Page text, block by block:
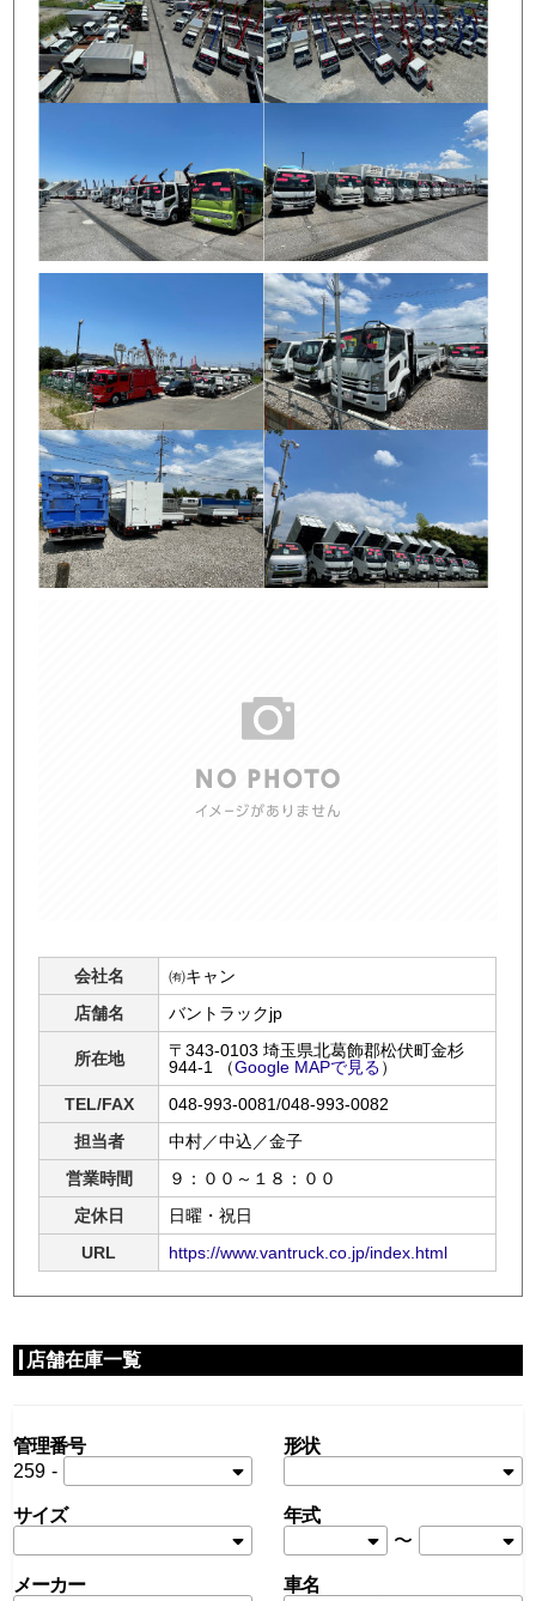
会社名
㈲キャン
店舗名
バントラックjp
所在地
〒343-0103 埼玉県北葛飾郡松伏町金杉
944-1
（Google MAPで見る）
TEL/FAX
048-993-0081/048-993-0082
担当者
中村／中込／金子
営業時間
９：００～１８：００
定休日
日曜・祝日
URL
https://www.vantruck.co.jp/index.html
店舗在庫一覧
管理番号
259 -
形状
サイズ
年式
〜
メーカー 車名